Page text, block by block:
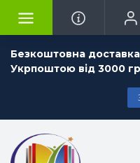
Безкоштовна
Укрпоштою від 3000